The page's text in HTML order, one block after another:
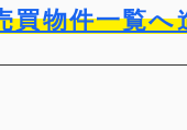
買物件一覧へ